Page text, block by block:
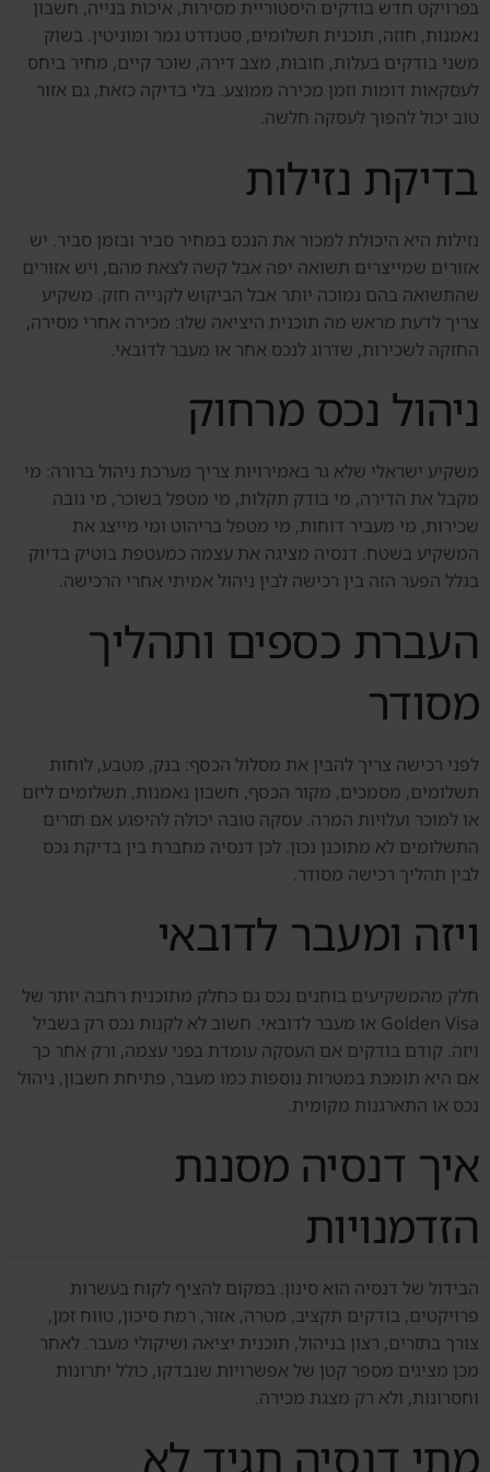
בפרויקט חדש בודקים היסטוריית מסירות, איכות בנייה, חשבון
נאמנות, חוזה, תוכנית תשלומים, סטנדרט גמר ומוניטין. בשוק
משני בודקים בעלות, חובות, מצב דירה, שוכר קיים, מחיר ביחס
לעסקאות דומות וזמן מכירה ממוצע. בלי בדיקה כזאת, גם אזור
טוב יכול להפוך לעסקה חלשה.
בדיקת נזילות
נזילות היא היכולת למכור את הנכס במחיר סביר ובזמן סביר. יש
אזורים שמייצרים תשואה יפה אבל קשה לצאת מהם, ויש אזורים
שהתשואה בהם נמוכה יותר אבל הביקוש לקנייה חזק. משקיע
צריך לדעת מראש מה תוכנית היציאה שלו: מכירה אחרי מסירה,
החזקה לשכירות, שדרוג לנכס אחר או מעבר לדובאי.
ניהול נכס מרחוק
משקיע ישראלי שלא גר באמירויות צריך מערכת ניהול ברורה: מי
מקבל את הדירה, מי בודק תקלות, מי מטפל בשוכר, מי גובה
שכירות, מי מעביר דוחות, מי מטפל בריהוט ומי מייצג את
המשקיע בשטח. דנסיה מציגה את עצמה כמעטפת בוטיק בדיוק
בגלל הפער הזה בין רכישה לבין ניהול אמיתי אחרי הרכישה.
העברת כספים ותהליך
מסודר
לפני רכישה צריך להבין את מסלול הכסף: בנק, מטבע, לוחות
תשלומים, מסמכים, מקור הכסף, חשבון נאמנות, תשלומים ליזם
או למוכר ועלויות המרה. עסקה טובה יכולה להיפגע אם תזרים
התשלומים לא מתוכנן נכון. לכן דנסיה מחברת בין בדיקת נכס
לבין תהליך רכישה מסודר.
ויזה ומעבר לדובאי
חלק מהמשקיעים בוחנים נכס גם כחלק מתוכנית רחבה יותר של
Golden Visa או מעבר לדובאי. חשוב לא לקנות נכס רק בשביל
ויזה. קודם בודקים אם העסקה עומדת בפני עצמה, ורק אחר כך
אם היא תומכת במטרות נוספות כמו מעבר, פתיחת חשבון, ניהול
נכס או התארגנות מקומית.
איך דנסיה מסננת
הזדמנויות
הבידול של דנסיה הוא סינון. במקום להציף לקוח בעשרות
פרויקטים, בודקים תקציב, מטרה, אזור, רמת סיכון, טווח זמן,
צורך בתזרים, רצון בניהול, תוכנית יציאה ושיקולי מעבר. לאחר
מכן מציגים מספר קטן של אפשרויות שנבדקו, כולל יתרונות
וחסרונות, ולא רק מצגת מכירה.
מתי דנסיה תגיד לא